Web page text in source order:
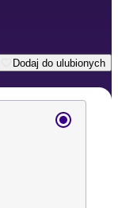
Dodaj do ulubionych